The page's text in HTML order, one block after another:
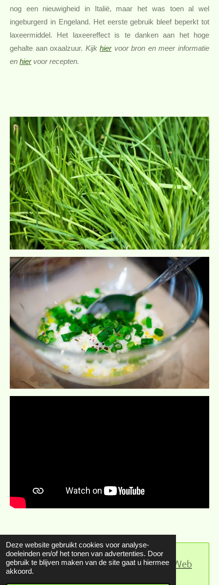
Deze website gebruikt cookies voor analyse-
doeleinden en/of het tonen van advertenties. Door
gebruik te blijven maken van de site gaat u hiermee
akkoord.
nog een nieuwigheid in Italië, maar het was toen al wel
ingeburgerd in Engeland. Het eerste gebruik bleef beperkt tot
laxeermiddel. Het laxeereffect is te danken aan het hoge
gehalte aan oxaalzuur. Kijk hier voor bron en meer informatie
en hier voor recepten.
Maak jouw eigen website met JouwWeb